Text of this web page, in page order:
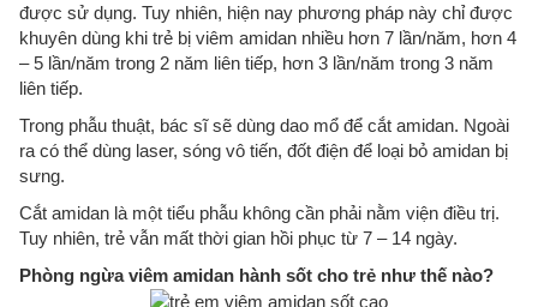
được sử dụng. Tuy nhiên, hiện nay phương pháp này chỉ được
khuyên dùng khi trẻ bị viêm amidan nhiều hơn 7 lần/năm, hơn 4
– 5 lần/năm trong 2 năm liên tiếp, hơn 3 lần/năm trong 3 năm
liên tiếp.
Trong phẫu thuật, bác sĩ sẽ dùng dao mổ để cắt amidan. Ngoài
ra có thể dùng laser, sóng vô tiến, đốt điện để loại bỏ amidan bị
sưng.
Cắt amidan là một tiểu phẫu không cần phải nằm viện điều trị.
Tuy nhiên, trẻ vẫn mất thời gian hồi phục từ 7 – 14 ngày.
Phòng ngừa viêm amidan hành sốt cho trẻ như thế nào?